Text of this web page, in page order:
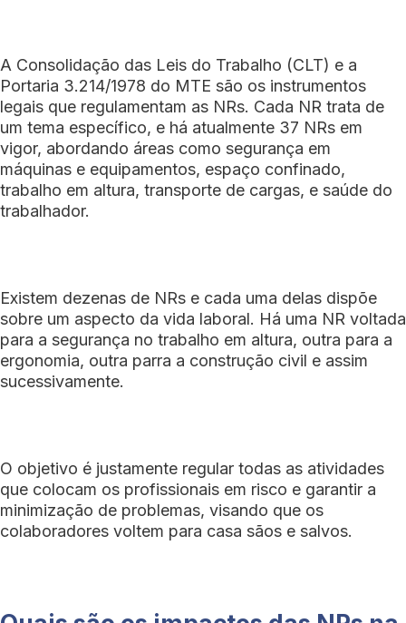
A Consolidação das Leis do Trabalho (CLT) e a
Portaria 3.214/1978 do MTE são os instrumentos
legais que regulamentam as NRs. Cada NR trata de
um tema específico, e há atualmente 37 NRs em
vigor, abordando áreas como segurança em
máquinas e equipamentos, espaço confinado,
trabalho em altura, transporte de cargas, e saúde do
trabalhador.
Existem dezenas de NRs e cada uma delas dispõe
sobre um aspecto da vida laboral. Há uma NR voltada
para a segurança no trabalho em altura, outra para a
ergonomia, outra parra a construção civil e assim
sucessivamente.
O objetivo é justamente regular todas as atividades
que colocam os profissionais em risco e garantir a
minimização de problemas, visando que os
colaboradores voltem para casa sãos e salvos.